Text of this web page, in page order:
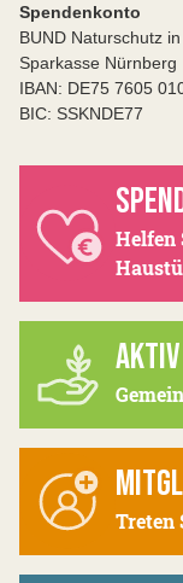
Spendenkonto
BUND Naturschutz
Sparkasse Nürnberg
IBAN: DE75 7605
BIC: SSKNDE77
Helfen
Treten